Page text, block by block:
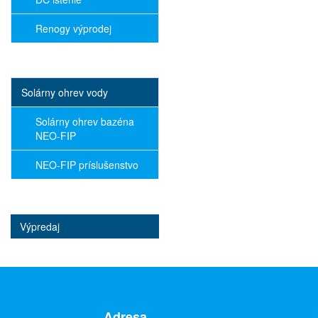
Renogy výprodej
Solárny ohrev vody
Solárny ohrev bazéna
NEO-FIP
NEO-FIP príslušenstvo
Výpredaj